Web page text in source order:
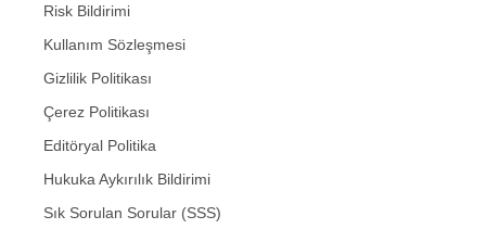
Risk Bildirimi
Kullanım Sözleşmesi
Gizlilik Politikası
Çerez Politikası
Editöryal Politika
Hukuka Aykırılık Bildirimi
Sık Sorulan Sorular (SSS)